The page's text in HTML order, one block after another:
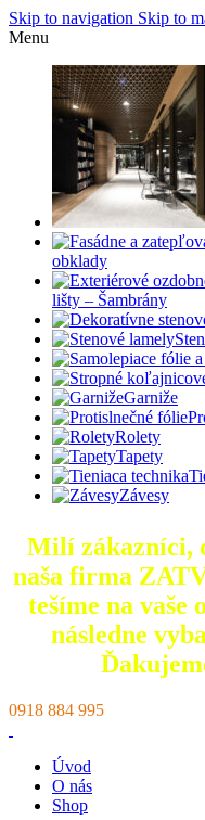
Skip to navigation Skip to
Menu
obklady
lišty – Šambrány
Garniže
Rolety
Tapety
Závesy
Milí zákazníci,
naša firma
tešíme na vaše
následne
0918 884 995
Úvod
O nás
Shop